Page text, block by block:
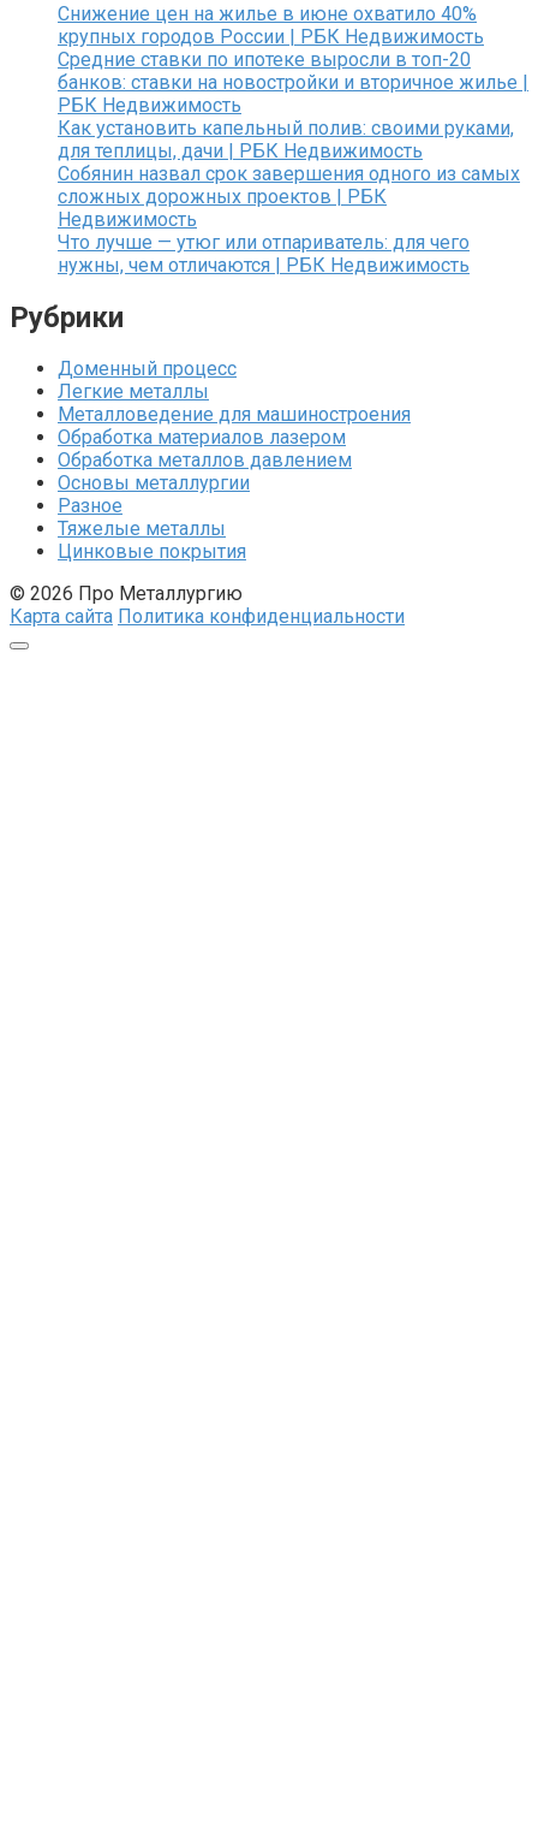
Снижение цен на жилье в июне охватило 40%
крупных городов России | РБК Недвижимость
Средние ставки по ипотеке выросли в топ-20
банков: ставки на новостройки и вторичное жилье |
РБК Недвижимость
Как установить капельный полив: своими руками,
для теплицы, дачи | РБК Недвижимость
Собянин назвал срок завершения одного из самых
сложных дорожных проектов | РБК
Недвижимость
Что лучше — утюг или отпариватель: для чего
нужны, чем отличаются | РБК Недвижимость
Рубрики
Доменный процесс
Легкие металлы
Металловедение для машиностроения
Обработка материалов лазером
Обработка металлов давлением
Основы металлургии
Разное
Тяжелые металлы
Цинковые покрытия
© 2026 Про Металлургию
Карта сайта Политика конфиденциальности